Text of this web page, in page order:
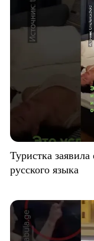
Туристка
русского языка